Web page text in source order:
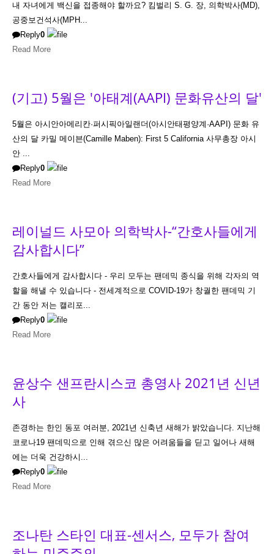
내 자녀에게 백신을 접종해야 할까요? 킴벌리 S. G. 장, 의학박사(MD),
공중보건석사(MPH...
Reply0
Read More
(기고) 5월은 '아태계(AAPI) 문화유산의 달'
5월은 아시안아메리칸·퍼시픽아일랜더(아시안태평양계·AAPI) 문화 유
산의 달 카밀 메이븐(Camille Maben): First 5 California 사무총장 아시
안 ...
Reply0
Read More
레이널드 사모아 의학박사-“간호사들에게
감사합시다”
간호사들에게 감사합시다 - 우리 모두는 팬데믹 종식을 위해 각자의 역
할을 해낼 수 있습니다 - 전세계적으로 COVID-19가 창궐한 팬데믹 기
간 동안 저는 캘리포...
Reply0
Read More
윤상수 샌프란시스코 총영사 2021년 신년
사
존경하는 한인 동포 여러분, 2021년 신축년 새해가 밝았습니다. 지난해
코로나19 팬데믹으로 인해 겪으신 많은 어려움들을 딛고 일어나 새해
에는 더욱 건강하시...
Reply0
Read More
조나탄 스타인 대표-센서스, 모두가 참여